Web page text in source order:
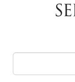
y con volumen.
clásica (frutos secos,
la línea de la barrica,
con más de doce
de uvas de viñedo